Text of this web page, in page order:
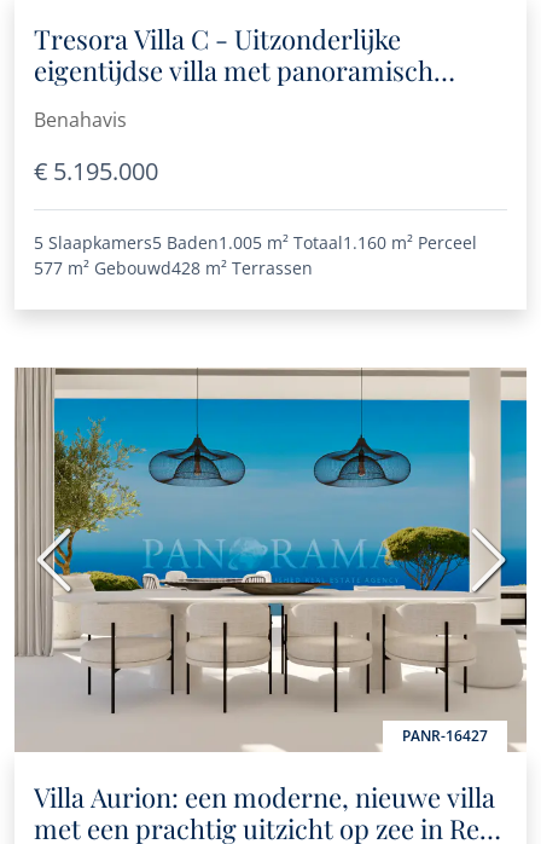
Tresora Villa C - Uitzonderlijke
eigentijdse villa met panoramisch
uitzicht in Benahavís
Benahavis
€ 5.195.000
5 Slaapkamers5 Baden1.005 m² Totaal1.160 m² Perceel
577 m² Gebouwd428 m² Terrassen
PANR-16427
Vorige
Villa Aurion: een moderne, nieuwe villa
met een prachtig uitzicht op zee in Real